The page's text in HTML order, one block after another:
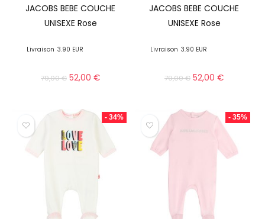
JACOBS BEBE COUCHE
UNISEXE Rose
Livraison 3.90 EUR
79,00€ 52,00 €
JACOBS BEBE COUCHE
UNISEXE Rose
Livraison 3.90 EUR
79,00€ 52,00 €
- 34% - 35%